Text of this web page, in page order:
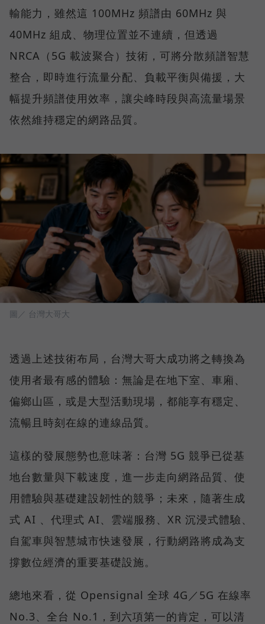
輸能力，雖然這 100MHz 頻譜由 60MHz 與
40MHz 組成、物理位置並不連續，但透過
NRCA（5G 載波聚合）技術，可將分散頻譜智慧
整合，即時進行流量分配、負載平衡與備援，大
幅提升頻譜使用效率，讓尖峰時段與高流量場景
依然維持穩定的網路品質。
圖／ 台灣大哥大
透過上述技術布局，台灣大哥大成功將之轉換為
使用者最有感的體驗：無論是在地下室、車廂、
偏鄉山區，或是大型活動現場，都能享有穩定、
流暢且時刻在線的連線品質。
這樣的發展態勢也意味著：台灣 5G 競爭已從基
地台數量與下載速度，進一步走向網路品質、使
用體驗與基礎建設韌性的競爭；未來，隨著生成
式 AI 、代理式 AI、雲端服務、XR 沉浸式體驗、
自駕車與智慧城市快速發展，行動網路將成為支
撐數位經濟的重要基礎設施。
總地來看，從 Opensignal 全球 4G／5G 在線率
No.3、全台 No.1，到六項第一的肯定，可以清